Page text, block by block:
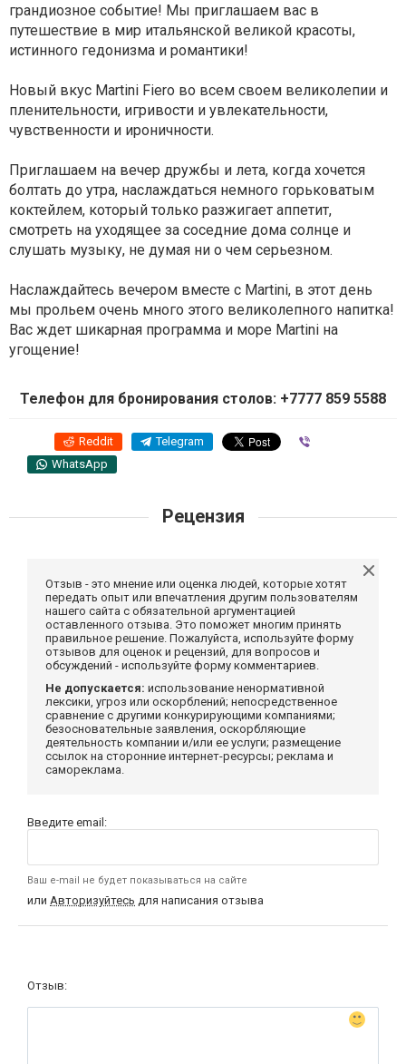
грандиозное событие! Мы приглашаем вас в
путешествие в мир итальянской великой красоты,
истинного гедонизма и романтики!
Новый вкус Martini Fiero во всем своем великолепии и
пленительности, игривости и увлекательности,
чувственности и ироничности.
Приглашаем на вечер дружбы и лета, когда хочется
болтать до утра, наслаждаться немного горьковатым
коктейлем, который только разжигает аппетит,
смотреть на уходящее за соседние дома солнце и
слушать музыку, не думая ни о чем серьезном.
Наслаждайтесь вечером вместе с Martini, в этот день
мы прольем очень много этого великолепного напитка!
Вас ждет шикарная программа и море Martini на
угощение!
Телефон для бронирования столов: +7777 859 5588
Reddit Telegram
WhatsApp
Рецензия
Отзыв - это мнение или оценка людей, которые хотят
передать опыт или впечатления другим пользователям
нашего сайта с обязательной аргументацией
оставленного отзыва. Это поможет многим принять
правильное решение. Пожалуйста, используйте форму
отзывов для оценок и рецензий, для вопросов и
обсуждений - используйте форму комментариев.
Не допускается: использование ненормативной
лексики, угроз или оскорблений; непосредственное
сравнение с другими конкурирующими компаниями;
безосновательные заявления, оскорбляющие
деятельность компании и/или ее услуги; размещение
ссылок на сторонние интернет-ресурсы; реклама и
самореклама.
Введите email:
Ваш e-mail не будет показываться на сайте
или Авторизуйтесь для написания отзыва
Отзыв: